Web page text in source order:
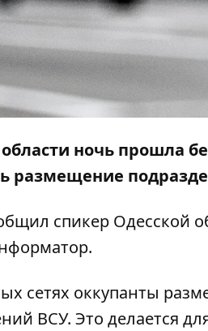
ночь прошла
размещение
спикер Одесской
.
сетях оккупанты
ВСУ. Это делается